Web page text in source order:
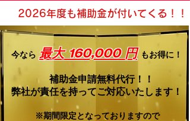
2026年度も補助金が付いてくる！！
今なら 最大 160,000 円 もお得に！
補助金申請無料代行！！
弊社が責任を持ってご対応いたします！
※期間限定となっておりますので